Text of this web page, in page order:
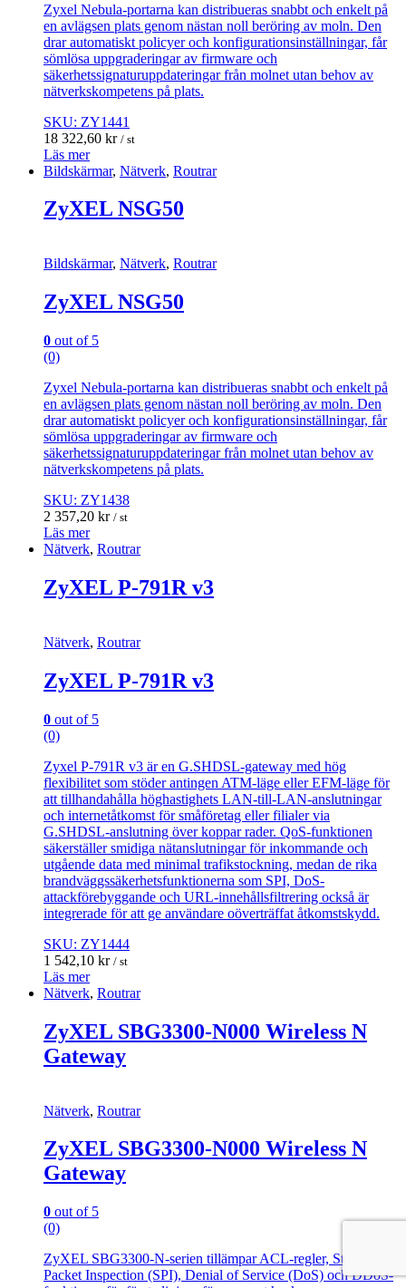
Zyxel Nebula-portarna kan distribueras snabbt och enkelt på
en avlägsen plats genom nästan noll beröring av moln. Den
drar automatiskt policyer och konfigurationsinställningar, får
sömlösa uppgraderingar av firmware och
säkerhetssignaturuppdateringar från molnet utan behov av
nätverkskompetens på plats.
SKU: ZY1441
18 322,60 kr / st
Läs mer
Bildskärmar, Nätverk, Routrar
ZyXEL NSG50
Bildskärmar, Nätverk, Routrar
ZyXEL NSG50
0 out of 5
(0)
Zyxel Nebula-portarna kan distribueras snabbt och enkelt på
en avlägsen plats genom nästan noll beröring av moln. Den
drar automatiskt policyer och konfigurationsinställningar, får
sömlösa uppgraderingar av firmware och
säkerhetssignaturuppdateringar från molnet utan behov av
nätverkskompetens på plats.
SKU: ZY1438
2 357,20 kr / st
Läs mer
Nätverk, Routrar
ZyXEL P-791R v3
Nätverk, Routrar
ZyXEL P-791R v3
0 out of 5
(0)
Zyxel P-791R v3 är en G.SHDSL-gateway med hög
flexibilitet som stöder antingen ATM-läge eller EFM-läge för
att tillhandahålla höghastighets LAN-till-LAN-anslutningar
och internetåtkomst för småföretag eller filialer via
G.SHDSL-anslutning över koppar rader. QoS-funktionen
säkerställer smidiga nätanslutningar för inkommande och
utgående data med minimal trafikstockning, medan de rika
brandväggssäkerhetsfunktionerna som SPI, DoS-
attackförebyggande och URL-innehållsfiltrering också är
integrerade för att ge användare oöverträffat åtkomstskydd.
SKU: ZY1444
1 542,10 kr / st
Läs mer
Nätverk, Routrar
ZyXEL SBG3300-N000 Wireless N
Gateway
Nätverk, Routrar
ZyXEL SBG3300-N000 Wireless N
Gateway
0 out of 5
(0)
ZyXEL SBG3300-N-serien tillämpar ACL-regler, Stateful
Packet Inspection (SPI), Denial of Service (DoS) och DDoS-